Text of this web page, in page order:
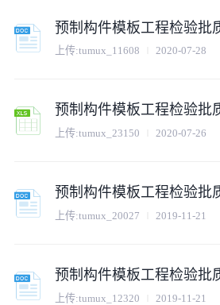
上传:tumux_11608 2020-07-28
预制构件模板工程检验
上传:tumux_23150 2020-07-26
预制构件模板工程检验批
上传:tumux_20027 2019-11-21
预制构件模板工程检验批
上传:tumux_12320 2019-11-21